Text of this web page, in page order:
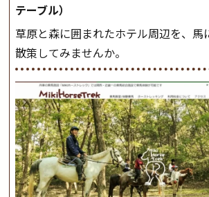
テーブル）
草原と森に囲まれたホテル周辺を、馬
散策してみませんか。